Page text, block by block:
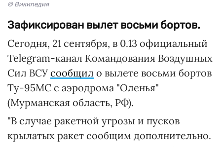
© Википедия
Зафиксирован вылет восьми бортов.
Сегодня, 21 сентября, в 0.13 официальный
Telegram-канал Командования Воздушных
Сил ВСУсообщил о вылете восьми бортов
Ту-95МС с аэродрома "Оленья"
(Мурманская область, РФ).
"В случае ракетной угрозы и пусков
крылатых ракет сообщим дополнительно.